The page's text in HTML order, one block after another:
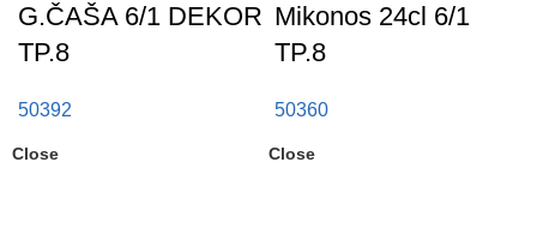
G.ČAŠA 6/1 DEKOR
TP.8
50392
Mikonos 24cl 6/1
TP.8
50360
Close Close